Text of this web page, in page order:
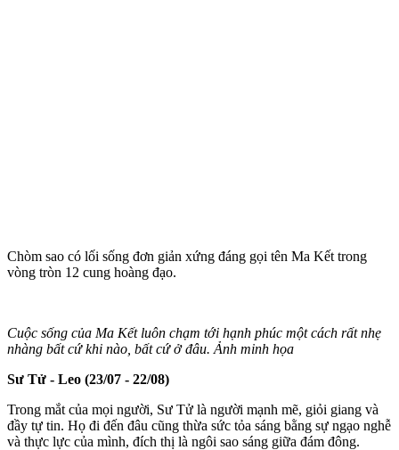
Chòm sao có lối sống đơn giản xứng đáng gọi tên Ma Kết trong
vòng tròn 12 cung hoàng đạo.
Cuộc sống của Ma Kết luôn chạm tới hạnh phúc một cách rất nhẹ
nhàng bất cứ khi nào, bất cứ ở đâu. Ảnh minh họa
Sư Tử - Leo (23/07 - 22/08)
Trong mắt của mọi người, Sư Tử là người mạnh mẽ, giỏi giang và
đầy tự tin. Họ đi đến đâu cũng thừa sức tỏa sáng bằng sự ngạo nghễ
và thực lực của mình, đích thị là ngôi sao sáng giữa đám đông.